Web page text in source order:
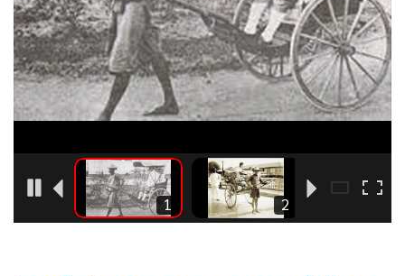
• Cyber BIZ
• ผู้จัดกวน
• Good health & Well-being
•
Green Innovation & SD
• MGR Live
Infographic
การเมือง
1 2